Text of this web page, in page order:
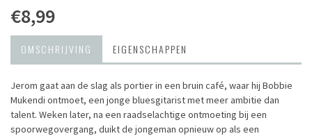
€8,99
OMSCHRIJVING EIGENSCHAPPEN
Jerom gaat aan de slag als portier in een bruin café, waar hij Bobbie
Mukendi ontmoet, een jonge bluesgitarist met meer ambitie dan
talent. Weken later, na een raadselachtige ontmoeting bij een
spoorwegovergang, duikt de jongeman opnieuw op als een